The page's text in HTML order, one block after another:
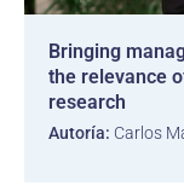
Bringing
the relevance
research
Autoría: Carlos